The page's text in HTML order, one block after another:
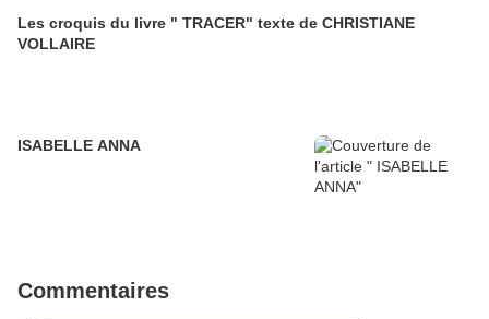
Les croquis du livre " TRACER" texte de CHRISTIANE
VOLLAIRE
ISABELLE ANNA
Commentaires